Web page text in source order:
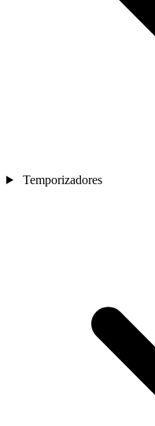
Temporizadores